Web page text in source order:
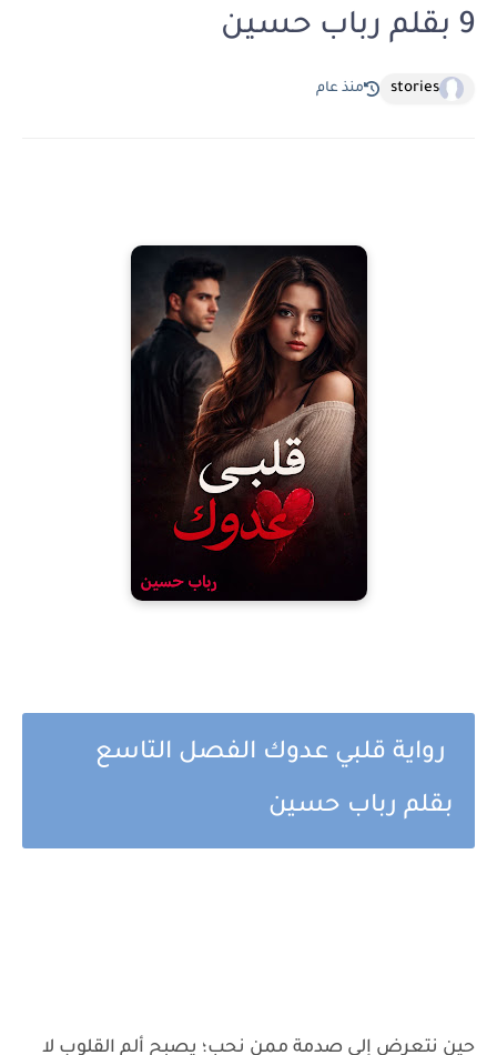
9 بقلم رباب حسين
stories منذ عام
رواية قلبي عدوك الفصل التاسع
بقلم رباب حسين
حين نتعرض إلى صدمة ممن نحب؛ يصبح ألم القلوب لا